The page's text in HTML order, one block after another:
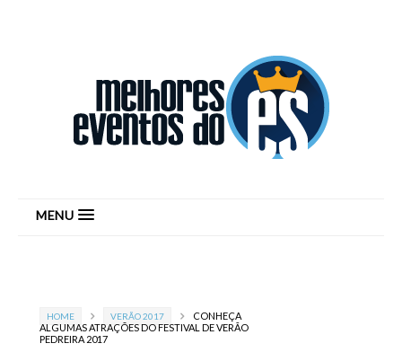
MENU
HOME VERÃO 2017
CONHEÇA
ALGUMAS ATRAÇÕES DO FESTIVAL DE VERÃO
PEDREIRA 2017